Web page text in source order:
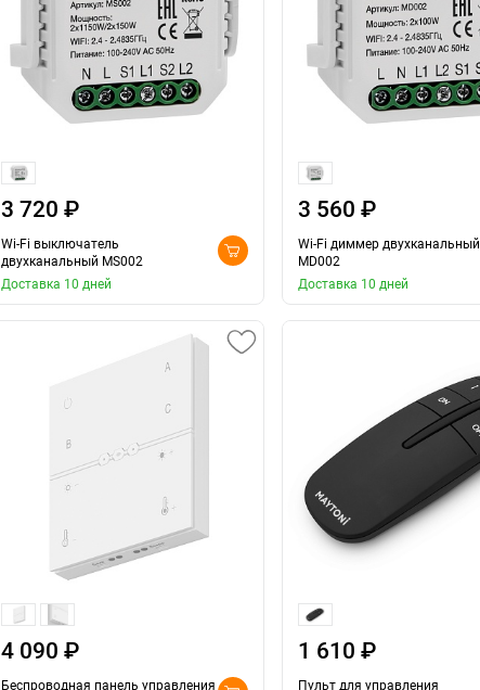
3 720 ₽
Wi-Fi выключатель
двухканальный MS002
Доставка 10 дней
3 560 ₽
Wi-Fi диммер двухканальный
MD002
Доставка 10 дней
4 090 ₽
Беспроводная панель управления
1 610 ₽
Пульт для управления